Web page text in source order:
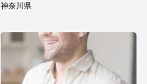
神奈川県